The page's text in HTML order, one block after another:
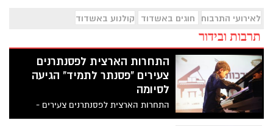
לאירועי התרבות והמופעים בעיר
חוגים באשדוד קולנוע באשדוד
תרבות ובידור
התחרות הארצית לפסנתרנים
צעירים "פסנתר לתמיד" הגיעה
לסיומה
התחרות הארצית לפסנתרנים צעירים -
"פסנתר לתמיד", שנערכה במהלך חג החנוכה